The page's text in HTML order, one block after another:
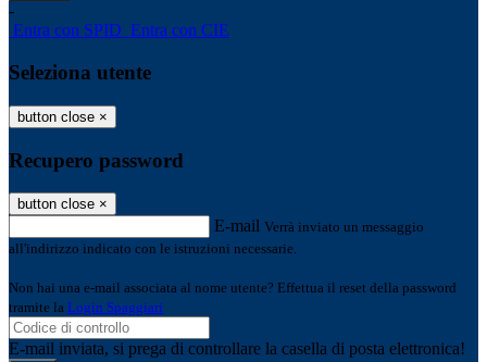
-
Entra con SPID Entra con CIE
Seleziona utente
button close ×
Recupero password
button close ×
E-mail Verrà inviato un messaggio
all'indirizzo indicato con le istruzioni necessarie.
Non hai una e-mail associata al nome utente? Effettua il reset della password
tramite la Login Spaggiari
E-mail inviata, si prega di controllare la casella di posta elettronica!